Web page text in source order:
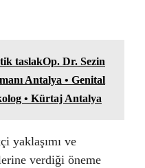
taslakOp. Dr. Sezin
Antalya • Genital
• Kürtaj Antalya
yaklaşımı ve
verdiği öneme